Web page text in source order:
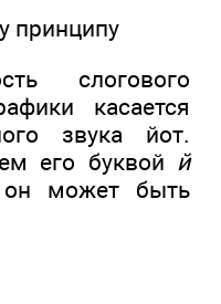
принципу
слогового
касается
звука йот.
его буквой й
может быть